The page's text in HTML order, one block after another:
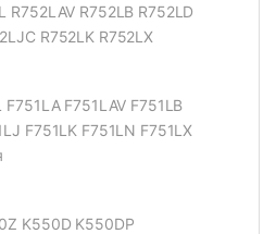
R752LAV R752LB R752LD
R752LK R752LX
F751LAV F751LB
F751LK F751LN F751LX
K550D K550DP